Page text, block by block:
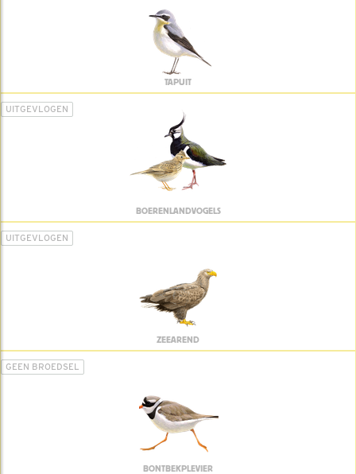
TAPUIT
UITGEVLOGEN
BOERENLANDVOGELS
UITGEVLOGEN
ZEEAREND
GEEN BROEDSEL
BONTBEKPLEVIER